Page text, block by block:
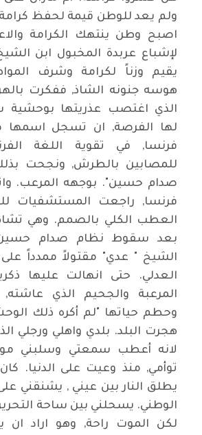
ولم يعد للوطن قيمة لحفظ كرامة
اصبح وطن ينتهك الكرامة
لإشباع عربدة المخبول ابن
يقيم وزناً لكرامة وشرف
هوسه جنونه الشاذ, ففكرت
الذي اغتصب عذريتها بوحشية
لها الفرصة, ان تسجل اسمها
فرنسا, في تقوية اللغة
للمصابين بالطرش, ونجحت
صدام حسين". بوجهه المرعب.
فرنسا, راجعت المستشفيات
العطب الكلي بالصمم. وهي
بعد سقوط نظام صدام
الشيخ " عدي" مقتولاً ممدداً
العدلي. حتى انهالت عليها
المرعبة والجحيم الذي
وحطم حياتها "لم أكره ذلك
هجرت البلد. بلدي واهلي ورجلي
لانه أعطب سمعتي وسلبني
توأمي, منذ وعيت على الدنيا.
يطلق النار بين عيني , يشنقني
الوطني. يسحلني بين ساحة
لكن الموت راحة, وهو اراد ان